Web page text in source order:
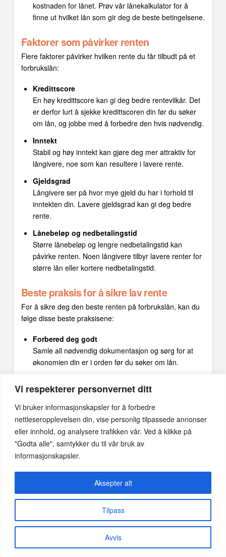
Vi respekterer personvernet ditt
Vi bruker informasjonskapsler for å forbedre
nettleseropplevelsen din, vise personlig tilpassede annonser
eller innhold, og analysere trafikken vår. Ved å klikke på
"Godta alle", samtykker du til vår bruk av
informasjonskapsler.
Tilpass
Avvis
Aksepter alt
kostnaden for lånet. Prøv vår lånekalkulator for å
finne ut hvilket lån som gir deg de beste betingelsene.
Faktorer som påvirker renten
Flere faktorer påvirker hvilken rente du får tilbudt på et
forbrukslån:
Kredittscore
En høy kredittscore kan gi deg bedre rentevilkår. Det
er derfor lurt å sjekke kredittscoren din før du søker
om lån, og jobbe med å forbedre den hvis nødvendig.
Inntekt
Stabil og høy inntekt kan gjøre deg mer attraktiv for
långivere, noe som kan resultere i lavere rente.
Gjeldsgrad
Långivere ser på hvor mye gjeld du har i forhold til
inntekten din. Lavere gjeldsgrad kan gi deg bedre
rente.
Lånebeløp og nedbetalingstid
Større lånebeløp og lengre nedbetalingstid kan
påvirke renten. Noen långivere tilbyr lavere renter for
større lån eller kortere nedbetalingstid.
Beste praksis for å sikre lav rente
For å sikre deg den beste renten på forbrukslån, kan du
følge disse beste praksisene:
Forbered deg godt
Samle all nødvendig dokumentasjon og sørg for at
økonomien din er i orden før du søker om lån.
Ikke nøl med å sende inn søknader til flere banker og
finansinstitusjoner. Dette gir deg flere tilbud å velge
Bruk en finansrådgiver
En profesjonell rådgiver kan hjelpe deg med å
navigere lånemarkedet og finne de beste tilbudene
Vurder refinansiering
Hvis du allerede har et forbrukslån med høy rente,
kan det lønne seg å refinansiere til en lavere rente.
Dette kan spare deg for betydelige beløp over tid.
Eksempel på lånetilbud